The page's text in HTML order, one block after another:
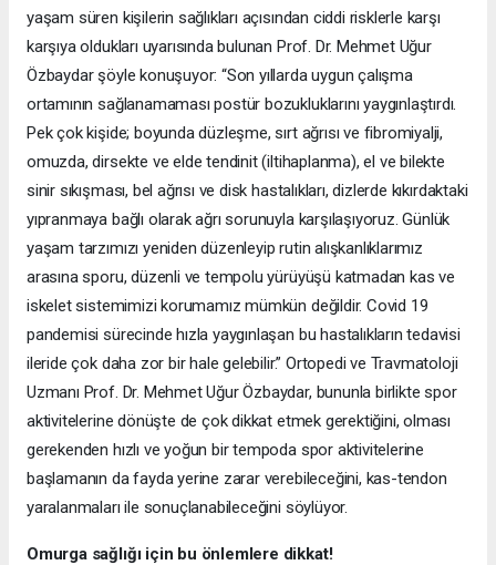
yaşam süren kişilerin sağlıkları açısından ciddi risklerle karşı
karşıya oldukları uyarısında bulunan Prof. Dr. Mehmet Uğur
Özbaydar şöyle konuşuyor: “Son yıllarda uygun çalışma
ortamının sağlanamaması postür bozukluklarını yaygınlaştırdı.
Pek çok kişide; boyunda düzleşme, sırt ağrısı ve fibromiyalji,
omuzda, dirsekte ve elde tendinit (iltihaplanma), el ve bilekte
sinir sıkışması, bel ağrısı ve disk hastalıkları, dizlerde kıkırdaktaki
yıpranmaya bağlı olarak ağrı sorunuyla karşılaşıyoruz. Günlük
yaşam tarzımızı yeniden düzenleyip rutin alışkanlıklarımız
arasına sporu, düzenli ve tempolu yürüyüşü katmadan kas ve
iskelet sistemimizi korumamız mümkün değildir. Covid 19
pandemisi sürecinde hızla yaygınlaşan bu hastalıkların tedavisi
ileride çok daha zor bir hale gelebilir.” Ortopedi ve Travmatoloji
Uzmanı Prof. Dr. Mehmet Uğur Özbaydar, bununla birlikte spor
aktivitelerine dönüşte de çok dikkat etmek gerektiğini, olması
gerekenden hızlı ve yoğun bir tempoda spor aktivitelerine
başlamanın da fayda yerine zarar verebileceğini, kas-tendon
yaralanmaları ile sonuçlanabileceğini söylüyor.
Omurga sağlığı için bu önlemlere dikkat!